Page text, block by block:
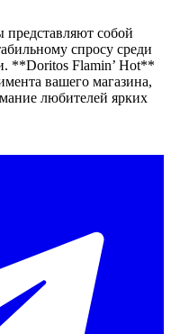
собой
спросу среди
**Doritos Flamin’ Hot**
вашего магазина,
любителей ярких